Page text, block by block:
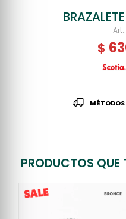
$
MÉTODOS
PRODUCTOS QUE